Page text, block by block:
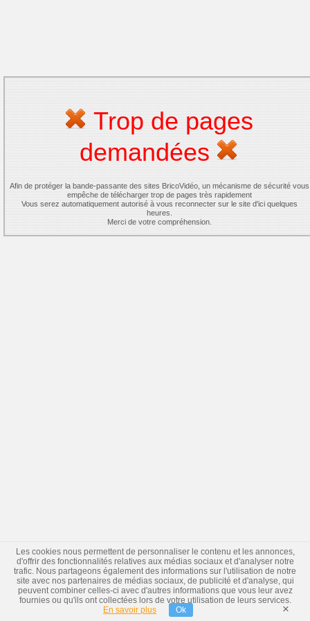
Trop de pages
demandées
Afin de protéger la bande-passante des sites BricoVidéo, un mécanisme de sécurité vous
empêche de télécharger trop de pages très rapidement
Vous serez automatiquement autorisé à vous reconnecter sur le site d'ici quelques
heures.
Merci de votre compréhension.
Les cookies nous permettent de personnaliser le contenu et les annonces,
d'offrir des fonctionnalités relatives aux médias sociaux et d'analyser notre
trafic. Nous partageons également des informations sur l'utilisation de notre
site avec nos partenaires de médias sociaux, de publicité et d'analyse, qui
peuvent combiner celles-ci avec d'autres informations que vous leur avez
fournies ou qu'ils ont collectées lors de votre utilisation de leurs services.
En savoir plus
Ok ×